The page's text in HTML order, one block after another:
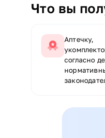
Что вы
Аптечку,
согласно